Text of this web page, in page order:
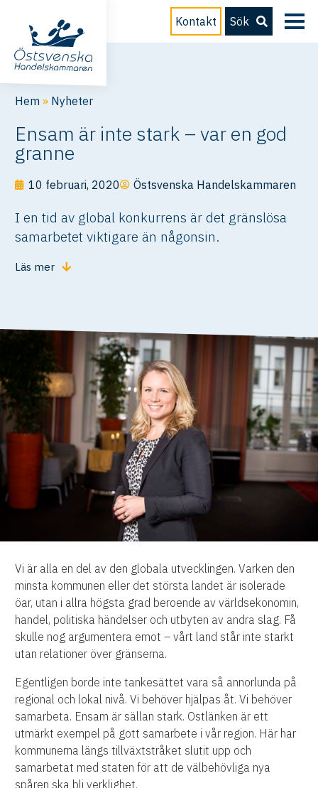
Kontakt Sök
Hem » Nyheter
Ensam är inte stark – var en god
granne
10 februari, 2020 Östsvenska Handelskammaren
I en tid av global konkurrens är det gränslösa
samarbetet viktigare än någonsin.
Läs mer
Vi är alla en del av den globala utvecklingen. Varken den
minsta kommunen eller det största landet är isolerade
öar, utan i allra högsta grad beroende av världsekonomin,
handel, politiska händelser och utbyten av andra slag. Få
skulle nog argumentera emot – vårt land står inte starkt
utan relationer över gränserna.
Egentligen borde inte tankesättet vara så annorlunda på
regional och lokal nivå. Vi behöver hjälpas åt. Vi behöver
samarbeta. Ensam är sällan stark. Ostlänken är ett
utmärkt exempel på gott samarbete i vår region. Här har
kommunerna längs tillväxtstråket slutit upp och
samarbetat med staten för att de välbehövliga nya
spåren ska bli verklighet.